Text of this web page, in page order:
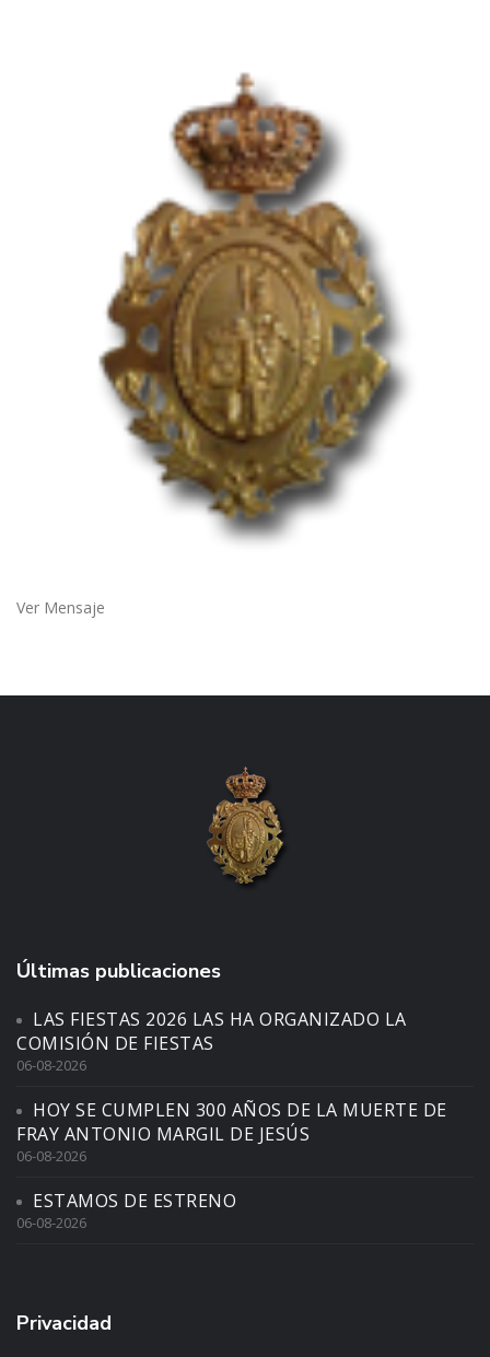
Ver Mensaje
Últimas publicaciones
LAS FIESTAS 2026 LAS HA ORGANIZADO LA
COMISIÓN DE FIESTAS
06-08-2026
HOY SE CUMPLEN 300 AÑOS DE LA MUERTE DE
FRAY ANTONIO MARGIL DE JESÚS
06-08-2026
ESTAMOS DE ESTRENO
06-08-2026
Privacidad